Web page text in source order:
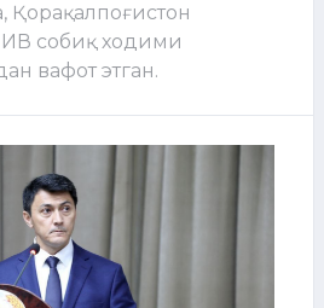
Қорақалпоғистон
собиқ ходими
вафот этган.